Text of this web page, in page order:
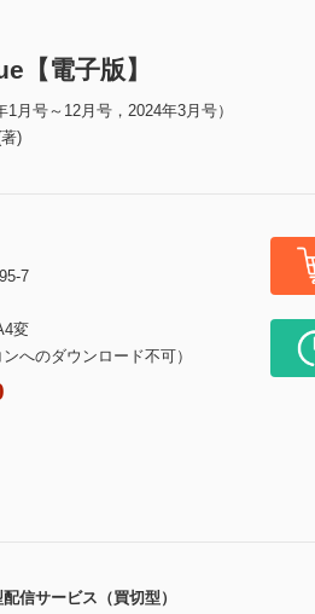
電子版】
月号～12月号，2024年3月号）
)
7
変
へのダウンロード不可）
信サービス（買切型）